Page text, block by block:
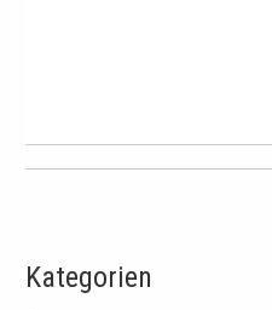
Kategorien